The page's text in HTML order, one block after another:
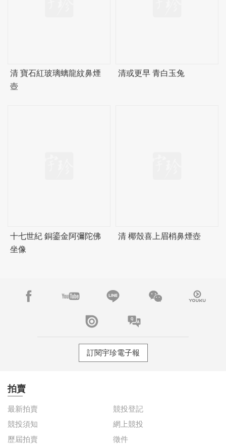
清 寶石紅玻璃螭龍紋鼻煙
壺
清或更早 青白玉兔
十七世紀 銅鎏金阿彌陀佛
坐像
清 椰殼喜上眉梢鼻煙壺
訂閱宇珍電子報
拍賣
最新拍賣
競投登記
競投須知
網上競投
歷屆拍賣
徵件